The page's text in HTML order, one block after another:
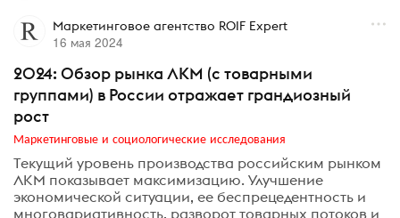
Маркетинговое агентство ROIF Expert
16 мая 2024
2024: Обзор рынка ЛКМ (с товарными
группами) в России отражает грандиозный
рост
Маркетинговые и социологические исследования
Текущий уровень производства российским рынком
ЛКМ показывает максимизацию. Улучшение
экономической ситуации, ее беспрецедентность и
многовариативность, разворот товарных потоков и